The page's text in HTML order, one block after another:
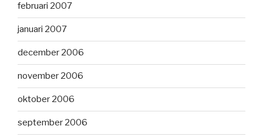
februari 2007
januari 2007
december 2006
november 2006
oktober 2006
september 2006